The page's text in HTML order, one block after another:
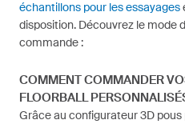
échantillons pour les essayages
disposition. Découvrez le mode
commande :
COMMENT COMMANDER
FLOORBALL
Grâce au configurateur 3D